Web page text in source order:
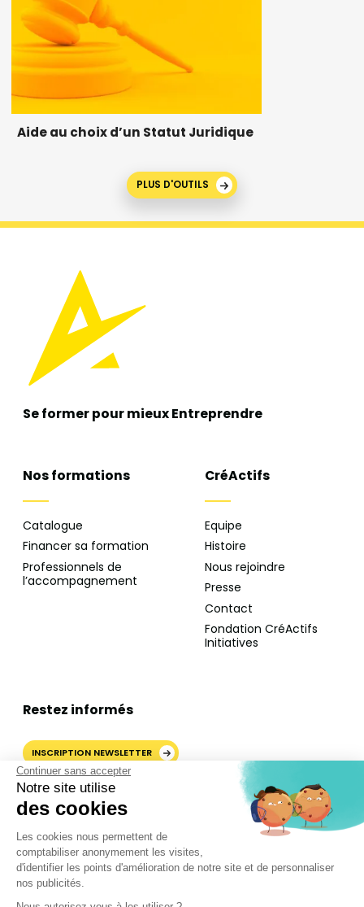
Continuer sans accepter
Notre site utilise
des cookies
Les cookies nous permettent de
comptabiliser anonymement les visites,
d'identifier les points d'amélioration de notre site et de personnaliser
nos publicités.
Aide au choix d’un Statut Juridique
PLUS D'OUTILS
Se former pour mieuxEntreprendre
Nos formations
Catalogue
Financer sa formation
Professionnels de
l’accompagnement
CréActifs
Equipe
Histoire
Nous rejoindre
Presse
Contact
Fondation CréActifs
Initiatives
Restez informés
INSCRIPTION NEWSLETTER
AJOUTER CRÉACTIFS COMME
SOURCE PRÉFÉRÉE SUR
GOOGLE